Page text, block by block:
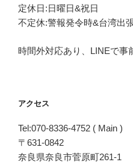
定休日:日曜日&祝日
不定休:警報発令時&台湾出
時間外対応あり、LINEで事
アクセス
Tel:070-8336-4752 ( Main )
〒631-0842
奈良県奈良市菅原町261-1